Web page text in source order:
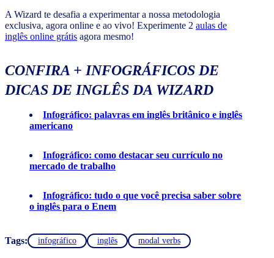
A Wizard te desafia a experimentar a nossa metodologia
exclusiva, agora online e ao vivo! Experimente 2 aulas de
inglês online grátis agora mesmo!
CONFIRA + INFOGRÁFICOS DE
DICAS DE INGLÊS DA WIZARD
Infográfico: palavras em inglês britânico e inglês
americano
Infográfico: como destacar seu currículo no
mercado de trabalho
Infográfico: tudo o que você precisa saber sobre
o inglês para o Enem
Tags: infográfico inglês modal verbs